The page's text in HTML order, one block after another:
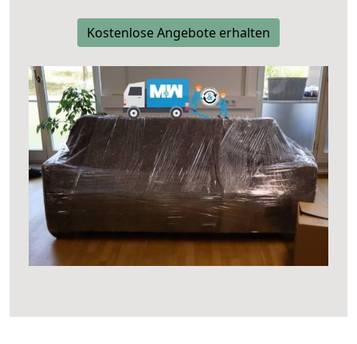
Kostenlose Angebote erhalten